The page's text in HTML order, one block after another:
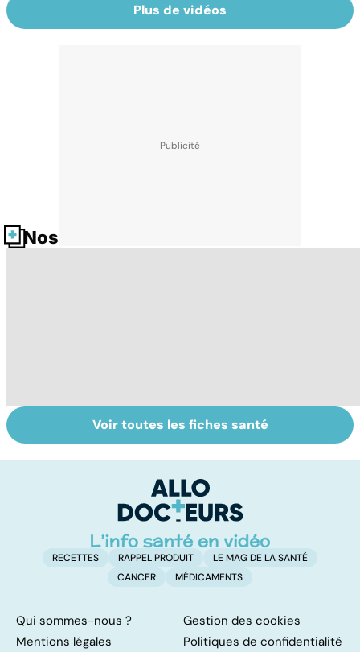
Plus de vidéos
Nos fiches santé
HPV : tout savoir
sur les
Tout savoir sur
nos excréments
Voir toutes les fiches santé
RECETTES RAPPEL PRODUIT
LE MAG DE LA SANTÉ
CANCER
MÉDICAMENTS
Qui sommes-nous ?
Gestion des cookies
Mentions légales
Politiques de confidentialité